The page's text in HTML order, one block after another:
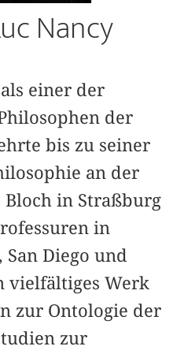
Nancy
einer der
der
bis zu seiner
an der
in Straßburg
in
Diego und
vielfältiges Werk
zur Ontologie der
zur